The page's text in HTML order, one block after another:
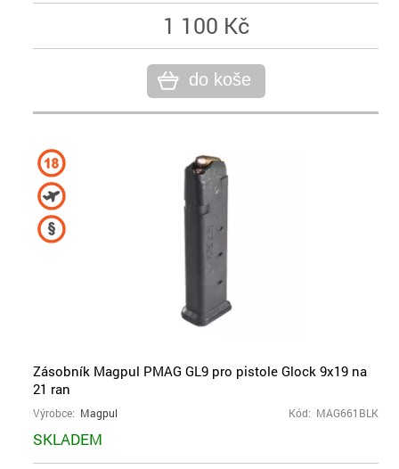
1 100 Kč
do koše
Zásobník Magpul PMAG GL9 pro pistole Glock 9x19 na
21 ran
Výrobce: Magpul Kód: MAG661BLK
SKLADEM